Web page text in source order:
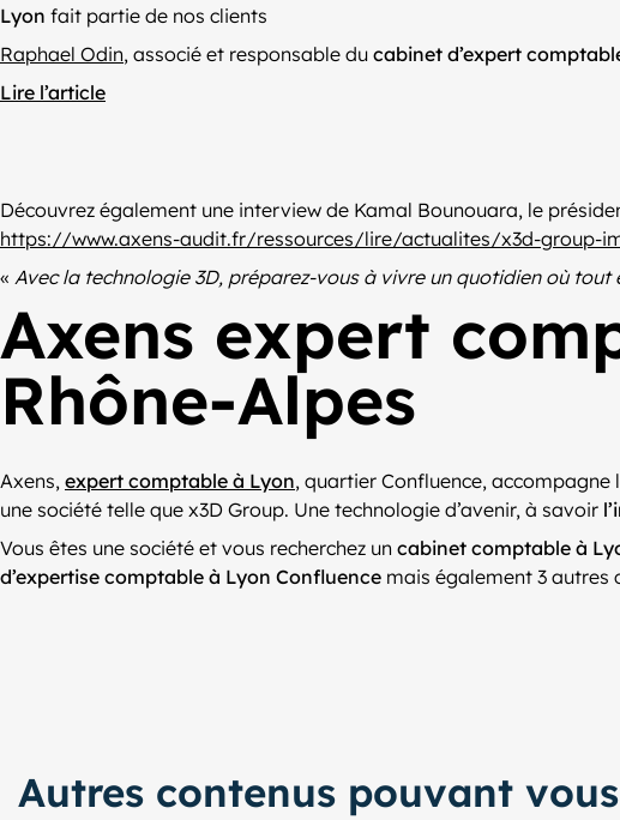
Lyon fait partie de nos clients
Raphael Odin, associé et responsable du cabinet d’expert
Lire l’article
Découvrez également une interview de Kamal Bounouara, le
https://www.axens-audit.fr/ressources/lire/actualites/x3d-group-
« Avec la technologie 3D, préparez-vous à vivre un quotidien où tout
Axens expert
Rhône-Alpes
Axens, expert comptable à Lyon, quartier Confluence,
une société telle que x3D Group. Une technologie d’avenir, à savoir
Vous êtes une société et vous recherchez un cabinet comptable à
d’expertise comptable à Lyon Confluence mais également 3 autres
Autres contenus pouvant